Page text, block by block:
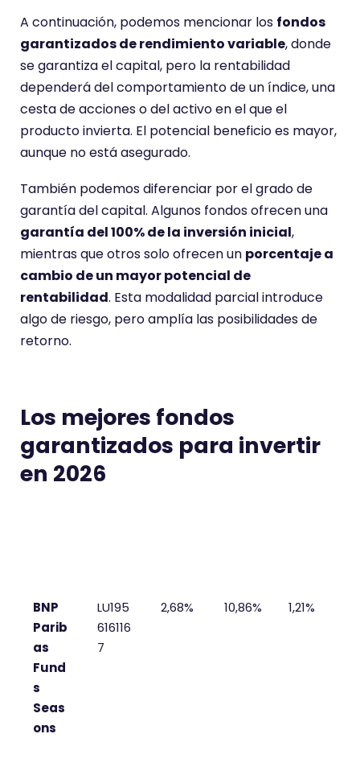
A continuación, podemos mencionar los fondos
garantizados de rendimiento variable, donde
se garantiza el capital, pero la rentabilidad
dependerá del comportamiento de un índice, una
cesta de acciones o del activo en el que el
producto invierta. El potencial beneficio es mayor,
aunque no está asegurado.
También podemos diferenciar por el grado de
garantía del capital. Algunos fondos ofrecen una
garantía del 100% de la inversión inicial,
mientras que otros solo ofrecen un porcentaje a
cambio de un mayor potencial de
rentabilidad. Esta modalidad parcial introduce
algo de riesgo, pero amplía las posibilidades de
retorno.
Los mejores fondos
garantizados para invertir
en 2026
BNP
Parib
as
Fund
s
Seas
ons
LU195
616116
7
2,68% 10,86% 1,21%